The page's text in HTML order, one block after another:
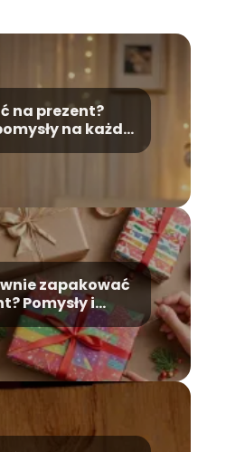
na prezent?
na każdą
zapakować
Pomysły i